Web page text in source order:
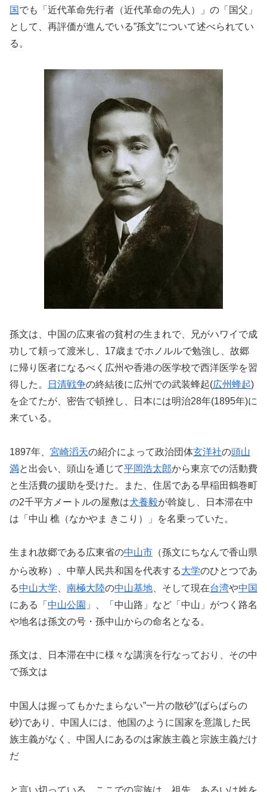
国 でも「近代革命先行者（近代革命の先人）」の「国父」
として、再評価が進んでいる”孫文”について述べられてい
る。
孫文は、中国の広東省の貧村の生まれで、兄がハワイで成
功して頼って渡米し、17歳までホノルルで勉強し、故郷
に帰り医者になるべく広州や香港の医学校で西洋医学を習
得した。
日清戦争の終結後に広州での武装蜂起(広州蜂起)
を企てたが、密告で頓挫し、日本には明治28年(1895年)に
来ている。
1897年 宮崎滔天の紹介によって政治団体玄洋社の頭山
満と出会い、頭山を通じて平岡浩太郎から東京での活動費
と生活費の援助を受けた。また、住居である早稲田鶴巻町
の2千平方メートルの屋敷は犬養毅が斡旋し、日本滞在中
は「中山 樵（なかやま きこり）」を名乗っていた。
生まれ故郷である広東省の中山市 （孫文にちなんで香山県
から改称）
、中華人民共和国を代表する大学のひとつであ
る中山大学 南極大陸の中山基地 、そして現在台湾や中国
にある「 中山公園 」、「中山路」など「中山」がつく路名
や地名は孫文の号・孫中山からの命名となる。
孫文は、日本滞在中に様々な講演を行なっており、その中
で孫文は
中国人は握ってもかたまらない”一片の散砂”(ばらばらの
砂)であり、中国人には、他国のように国家を意識した民
族主義がなく、中国人にあるのは家族主義と宗族主義だけ
だ
と言い切っている。ここでの宗族は、祖先、あるいは姓を